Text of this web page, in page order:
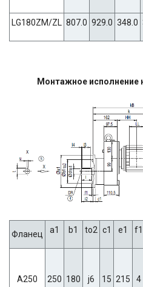
LG180ZM/ZL 807.0 929.0 348.0
Монтажное исполнение
Фланец a1 b1 to2 c1 e1 f1
A250 250 180 j6 15 215 4